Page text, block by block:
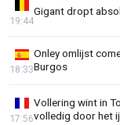
Gigant dropt
19:44
Onley omlijst
Burgos
18:33
Vollering wint in
volledig door het
17:56